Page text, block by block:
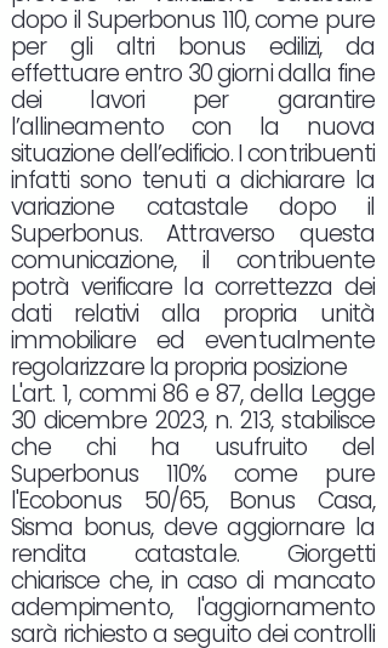
dopo il Superbonus 110, come pure
per gli altri bonus edilizi, da
effettuare entro 30 giorni dalla fine
dei lavori per garantire
l’allineamento con la nuova
situazione dell’edificio. I contribuenti
infatti sono tenuti a dichiarare la
variazione catastale dopo il
Superbonus. Attraverso questa
comunicazione, il contribuente
potrà verificare la correttezza dei
dati relativi alla propria unità
immobiliare ed eventualmente
regolarizzare la propria posizione
L'art. 1, commi 86 e 87, della Legge
30 dicembre 2023, n. 213, stabilisce
che chi ha usufruito del
Superbonus 110% come pure
l'Ecobonus 50/65, Bonus Casa,
Sisma bonus, deve aggiornare la
rendita catastale. Giorgetti
chiarisce che, in caso di mancato
adempimento, l'aggiornamento
sarà richiesto a seguito dei controlli